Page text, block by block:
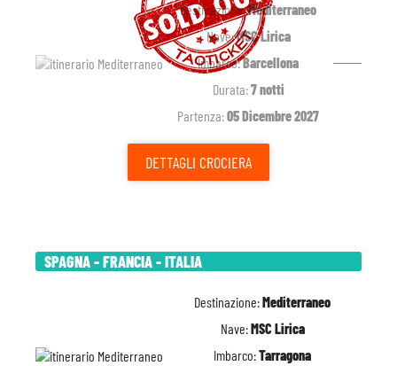
Destinazione:Mediterraneo
Nave:MSC Lirica
Imbarco:Barcellona
Durata:7 notti
Partenza:05 Dicembre 2027
DETTAGLI CROCIERA
SPAGNA - FRANCIA - ITALIA
Destinazione:Mediterraneo
Nave:MSC Lirica
Imbarco:Tarragona